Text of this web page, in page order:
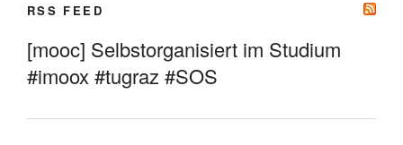
RSS FEED
[mooc] Selbstorganisiert im Studium
#imoox #tugraz #SOS